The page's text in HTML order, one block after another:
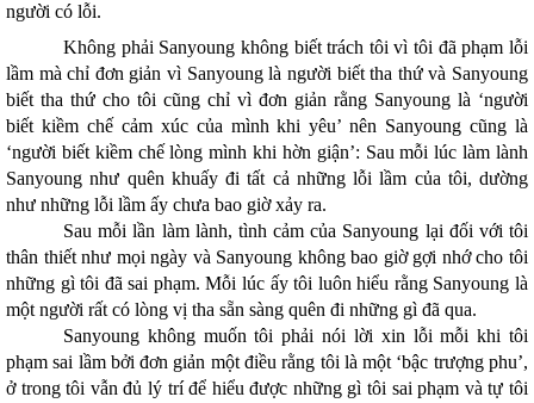
người có lỗi.
Không phải Sanyoung không biết trách tôi vì tôi đã phạm lỗi
lầm mà chỉ đơn giản vì Sanyoung là người biết tha thứ và Sanyoung
biết tha thứ cho tôi cũng chỉ vì đơn giản rằng Sanyoung là ‘người
biết kiềm chế cảm xúc của mình khi yêu’ nên Sanyoung cũng là
‘người biết kiềm chế lòng mình khi hờn giận’: Sau mỗi lúc làm lành
Sanyoung như quên khuấy đi tất cả những lỗi lầm của tôi, dường
như những lỗi lầm ấy chưa bao giờ xảy ra.
Sau mỗi lần làm lành, tình cảm của Sanyoung lại đối với tôi
thân thiết như mọi ngày và Sanyoung không bao giờ gợi nhớ cho tôi
những gì tôi đã sai phạm. Mỗi lúc ấy tôi luôn hiểu rằng Sanyoung là
một người rất có lòng vị tha sẵn sàng quên đi những gì đã qua.
Sanyoung không muốn tôi phải nói lời xin lỗi mỗi khi tôi
phạm sai lầm bởi đơn giản một điều rằng tôi là một ‘bậc trượng phu’,
ở trong tôi vẫn đủ lý trí để hiểu được những gì tôi sai phạm và tự tôi